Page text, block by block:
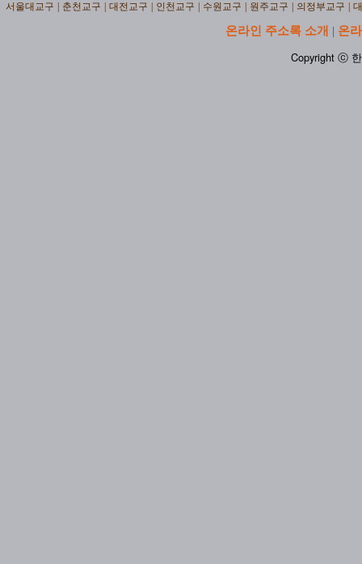
서울대교구 춘천교구 대전교구 인천교구 수원교구 원주교구 의정부교구
온라인 주소록 소개 | 온
Copyright ⓒ